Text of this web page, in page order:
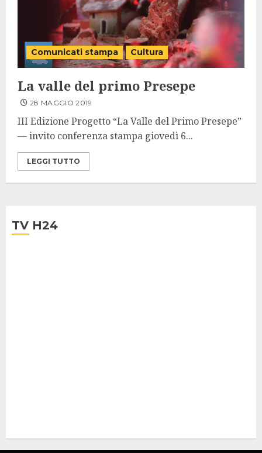
Comunicati stampa Cultura
La valle del primo Presepe
28 MAGGIO 2019
III Edizione Progetto “La Valle del Primo Presepe”
— invito conferenza stampa giovedì 6...
LEGGI TUTTO
TV H24